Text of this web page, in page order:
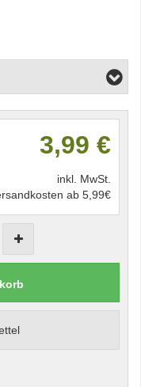
3,99 €
inkl. MwSt.
ab 5,99€